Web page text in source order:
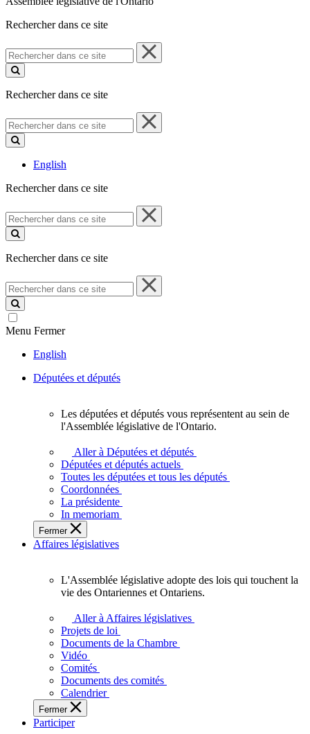
Rechercher dans ce site
Rechercher
dans
ce
Rechercher dans ce site
Rechercher
dans
ce
English
Rechercher dans ce site
Rechercher
dans
ce
Rechercher dans ce site
Rechercher
dans
ce
site
Menu Fermer
English
Députées et députés
députés
vous
représentent
sein
de
l'Assemblée
législative
l'Ontario.
Les députées et députés vous représentent au sein de
l'Assemblée législative de l'Ontario.
Aller à Députées et députés
Députées et députés actuels
Toutes les députées et tous les députés
Coordonnées
La présidente
In memoriam
Fermer
Affaires législatives
L'Assemblée
adopte
touchent
des
Ontariennes
et
L'Assemblée législative adopte des lois qui touchent la
vie des Ontariennes et Ontariens.
Aller à Affaires législatives
Projets de loi
Documents de la Chambre
Vidéo
Comités
Documents des comités
Calendrier
Fermer
Participer